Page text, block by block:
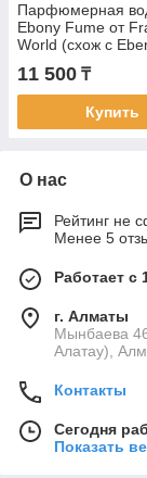
Парфюмерная
Ebony Fume от
World (схож с
от Тоm Fоrd, 80
11 500 ₸
Купить
О нас
Рейтинг не
Менее 5
Работает с
г. Алматы
Мынбаева
Алатау),
Контакты
Сегодня
Показать